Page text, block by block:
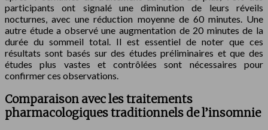
participants ont signalé une diminution de leurs réveils
nocturnes, avec une réduction moyenne de 60 minutes. Une
autre étude a observé une augmentation de 20 minutes de la
durée du sommeil total. Il est essentiel de noter que ces
résultats sont basés sur des études préliminaires et que des
études plus vastes et contrôlées sont nécessaires pour
confirmer ces observations.
Comparaison avec les traitements
pharmacologiques traditionnels de l’insomnie